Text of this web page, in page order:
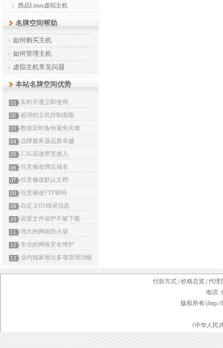
西品Linux虚拟主机
名牌空间帮助
如何购买主机
如何管理主机
虚拟主机常见问题
本站名牌空间优势
实时开通立即使用
超强的主机控制面板
数据定时备份避免灾难
品牌服务器品质卓越
2.5G高速带宽接入
任意修改绑定域名
任意修改默认文档
任意修改FTP密码
自定义IIS错误信息
设置文件保护不被下载
强大的网络防火墙
专业的网络安全维护
业内独家推出多项管理功能
付款方式 价格总览 代理
电话:
版权所有:(http://
《中华人民